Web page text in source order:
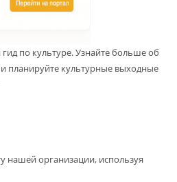
по культуре. Узнайте больше об
и планируйте культурные выходные
нашей организации, используя